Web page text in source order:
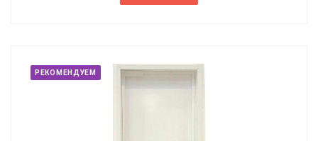
РЕКОМЕНДУЕМ